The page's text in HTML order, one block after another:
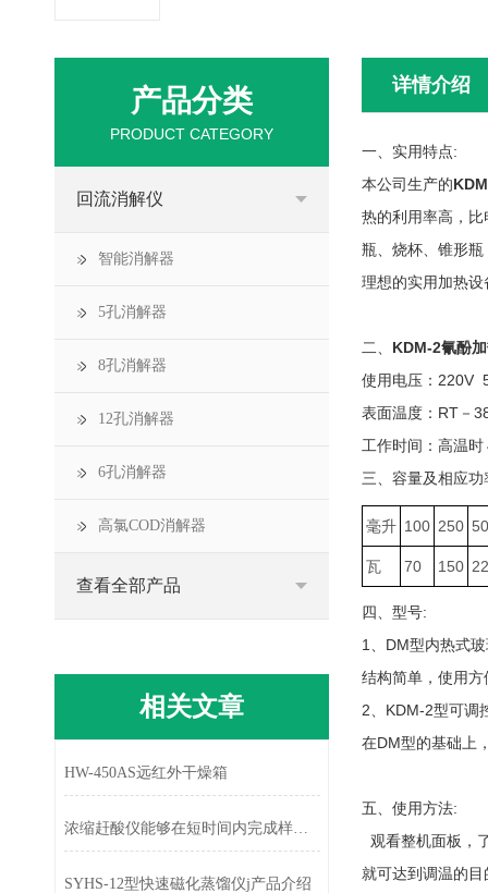
详情介绍
一、实用特点:
本公司生产的
热的利用率高，
瓶、烧杯、锥形
理想的实用加热设
二、 KDM-2氰酚
使用电压：220V
表面温度：RT－
工作时间：高温
三、容量及相应功
毫升 100 250
瓦 70 150
四、型号:
1、DM型内热式
结构简单，使用
2、KDM-2型可调
在DM型的基础上
五、使用方法:
观看整机面板，
就可达到调温的目
产品分类
PRODUCT CATEGORY
回流消解仪
智能消解器
5孔消解器
8孔消解器
12孔消解器
6孔消解器
高氯COD消解器
查看全部产品
相关文章
HW-450AS远红外干燥箱
浓缩赶酸仪能够在短时间内完成样品的快速浓缩操作
SYHS-12型快速磁化蒸馏仪j产品介绍